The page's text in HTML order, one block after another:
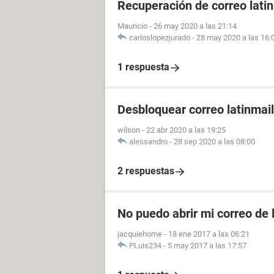
Recuperación de correo
Mauricio - 26 may 2020 a las 21:14
carloslopezjurado - 28 may 2020 a las
1 respuesta
Desbloquear correo latinmail
wilson - 22 abr 2020 a las 19:25
alessandro - 28 sep 2020 a las 08:00
2 respuestas
No puedo abrir mi correo de
jacquiehome - 18 ene 2017 a las 06:21
PLuis234 - 5 may 2017 a las 17:57